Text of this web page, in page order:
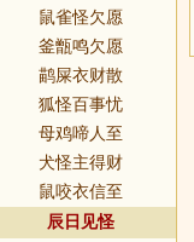
鼠雀怪欠愿
釜甑鸣欠愿
鹋屎衣财散
狐怪百事忧
母鸡啼人至
犬怪主得财
鼠咬衣信至
辰日见怪